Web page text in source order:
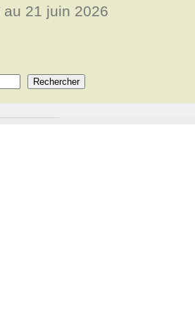
21 juin 2026
Rechercher